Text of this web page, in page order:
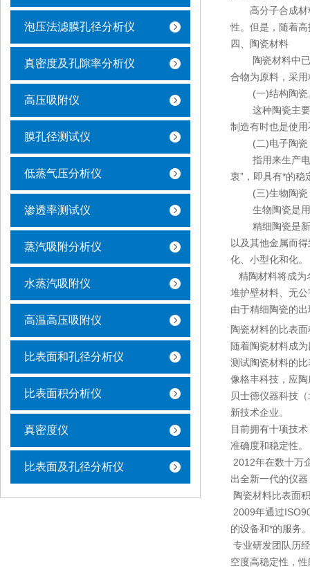
泡压法滤膜孔径分析仪
真密度及孔隙率分析仪
高压吸附仪
膜孔径测试仪
低蒸气压分析仪
渗透率测试仪
蒸汽吸附分析仪
水蒸汽吸附仪
高温高压吸附仪
比表面和孔径分析仪
比表面积分析仪
真密度仪
比表面及孔径分析仪
高分子合成材料
性。但是，随着
四、陶瓷材料
陶瓷材料中已崛
合物为原料，采
(一)结构陶瓷
这种陶瓷主要用
制造有时也是使
(二)电子陶瓷
指用来生产电子
衷”，即具有*的
(三)生物陶瓷
生物陶瓷是用于
精细陶瓷是新型
以及其他金属而
化、小型化和
精陶材料将成为
堆护壁材料、无
由于精细陶瓷的
陶瓷材料的比表
随着陶瓷材料成
测试陶瓷材料的
像格丰科技，应
贝士德仪器科技
新技术企业。
目前拥有十项技
准确度和稳定性
2012年在数十万
出全新一代的仪
陶瓷材料比表面
2009年通过
的设备和*的服务
专业研发团队历
空度高稳定性，